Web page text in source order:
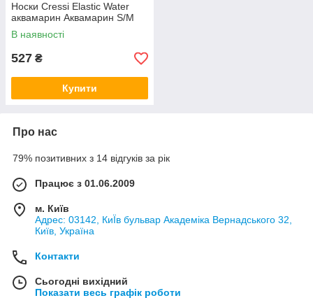
Носки Cressi Elastic Water
аквамарин Аквамарин S/M
В наявності
527 ₴
Купити
Про нас
79% позитивних з 14 відгуків за рік
Працює з 01.06.2009
м. Київ
Адрес: 03142, КиЇв бульвар Академіка Вернадського 32,
Київ, Україна
Контакти
Сьогодні вихідний
Показати весь графік роботи